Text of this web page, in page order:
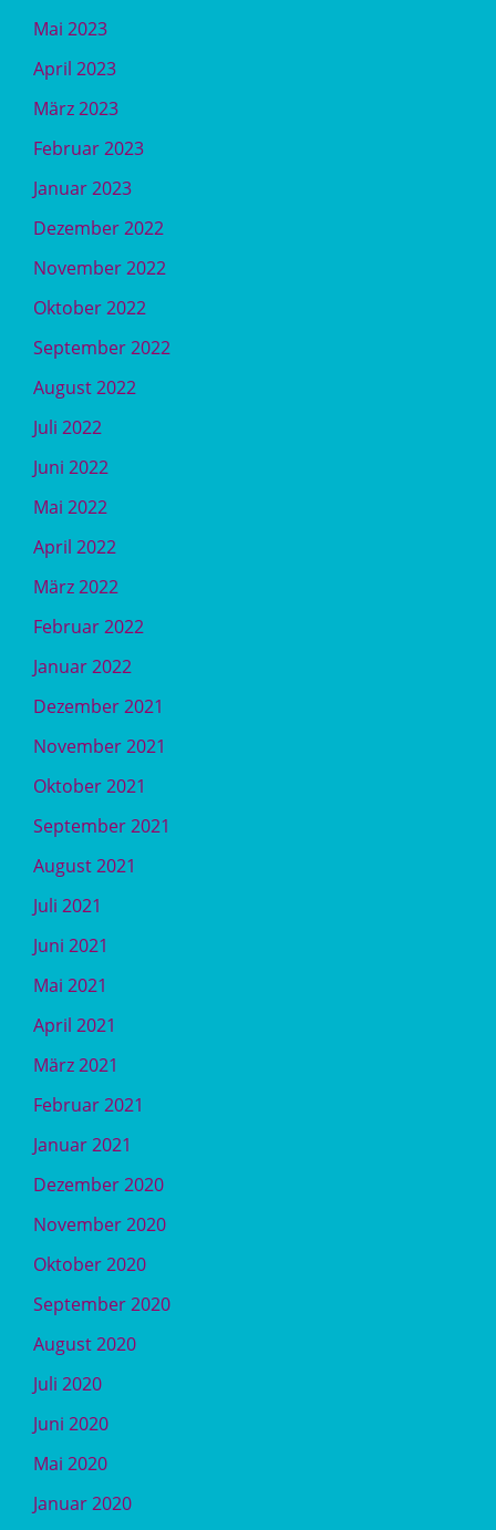
Mai 2023
April 2023
März 2023
Februar 2023
Januar 2023
Dezember 2022
November 2022
Oktober 2022
September 2022
August 2022
Juli 2022
Juni 2022
Mai 2022
April 2022
März 2022
Februar 2022
Januar 2022
Dezember 2021
November 2021
Oktober 2021
September 2021
August 2021
Juli 2021
Juni 2021
Mai 2021
April 2021
März 2021
Februar 2021
Januar 2021
Dezember 2020
November 2020
Oktober 2020
September 2020
August 2020
Juli 2020
Juni 2020
Mai 2020
Januar 2020